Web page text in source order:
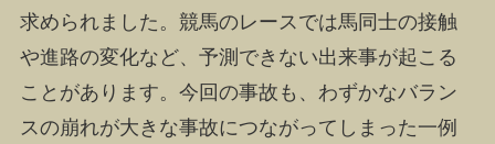
求められました。競馬のレースでは馬同士の接触
や進路の変化など、予測できない出来事が起こる
ことがあります。今回の事故も、わずかなバラン
スの崩れが大きな事故につながってしまった一例